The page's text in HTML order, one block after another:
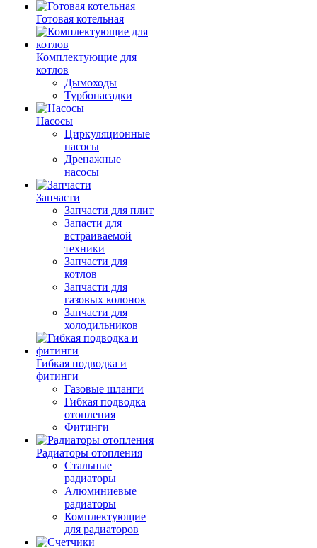
Готовая котельная
Комплектующие для
котлов
Дымоходы
Турбонасадки
Насосы
Циркуляционные
насосы
Дренажные
насосы
Запчасти
Запчасти для плит
Запасти для
встраиваемой
техники
Запчасти для
котлов
Запчасти для
газовых колонок
Запчасти для
холодильников
Гибкая подводка и
фитинги
Газовые шланги
Гибкая подводка
отопления
Фитинги
Радиаторы отопления
Стальные
радиаторы
Алюминиевые
радиаторы
Комплектующие
для радиаторов